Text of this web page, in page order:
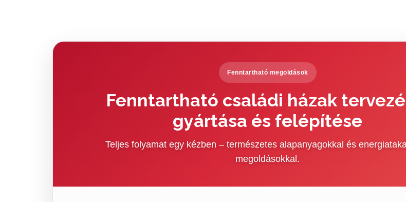
Fenntartható megoldások
Fenntartható családi házak
gyártása és felépítése
Teljes folyamat egy kézben – természetes alapanyagokkal és
megoldásokkal.